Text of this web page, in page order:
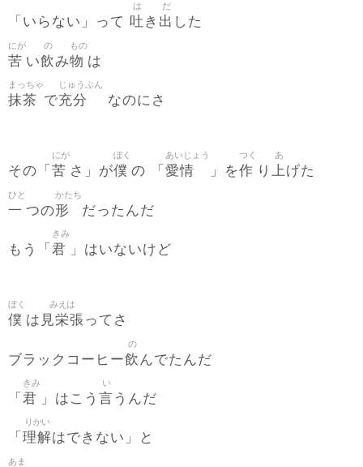
「いらない」って 吐
は
き 出
だ
した
苦
にが
い飲
の
み物
もの
は
抹茶
まっちゃ
で充分
じゅうぶん
なのにさ
その「 苦
にが
さ」が僕
ぼく
の 「 愛情
あいじょう
」を作
つく
り 上
あ
げた
一
ひと
つの形
かたち
だったんだ
もう「 君
きみ
」はいないけど
僕
ぼく
は 見栄張
みえは
ってさ
ブラックコーヒー飲
の
んでたんだ
「 君
きみ
」はこう 言
い
うんだ
「 理解
りかい
はできない」と
あま